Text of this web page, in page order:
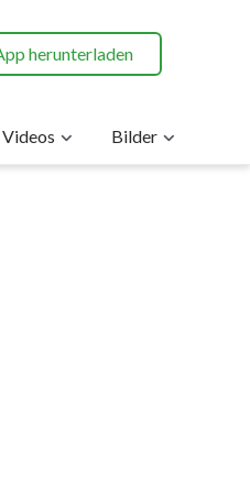
herunterladen
Videos Bilder